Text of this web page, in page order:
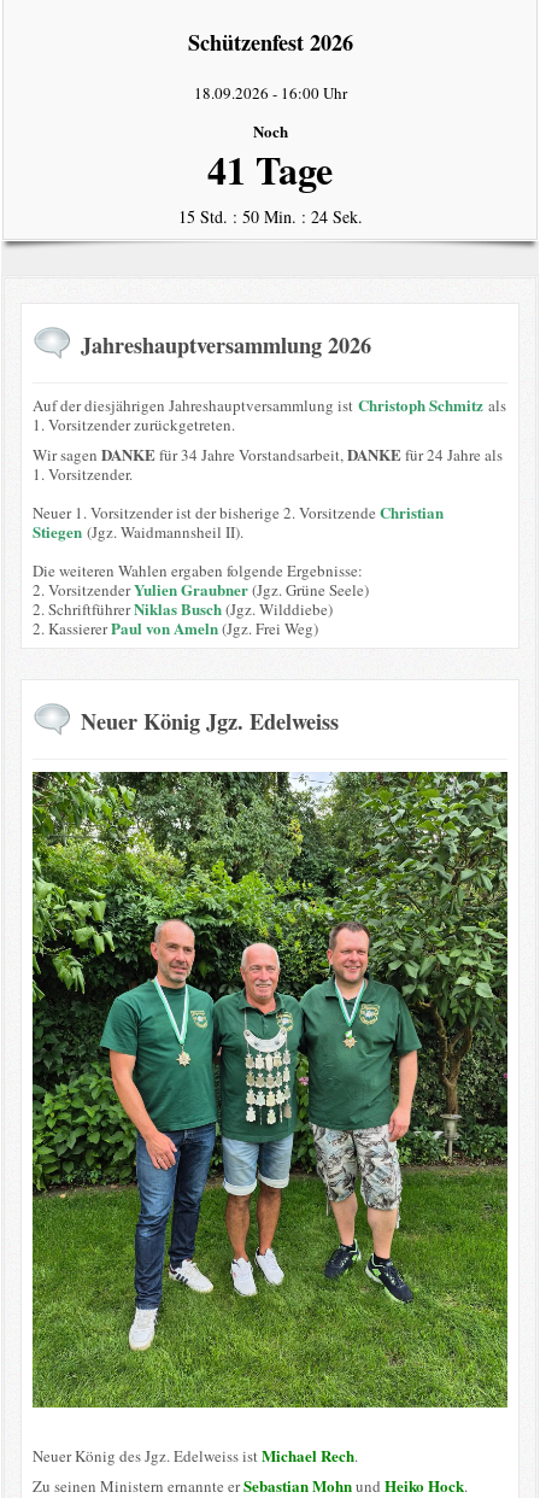
Schützenfest 2026
18.09.2026 - 16:00 Uhr
Noch
41 Tage
15 Std. : 50 Min. : 23 Sek.
Jahreshauptversammlung 2026
Auf der diesjährigen Jahreshauptversammlung ist Christoph Schmitzals
1. Vorsitzender zurückgetreten.
Wir sagen DANKEfür 34 Jahre Vorstandsarbeit,DANKEfür 24 Jahre als
1. Vorsitzender.
Neuer 1. Vorsitzender ist der bisherige 2. Vorsitzende Christian
Stiegen (Jgz. Waidmannsheil II).
Die weiteren Wahlen ergaben folgende Ergebnisse:
2. VorsitzenderYulien Graubner(Jgz. Grüne Seele)
2. SchriftführerNiklas Busch(Jgz. Wilddiebe)
2. KassiererPaul von Ameln(Jgz. Frei Weg)
Neuer König Jgz. Edelweiss
Neuer König des Jgz. Edelweiss istMichael Rech.
Zu seinen Ministern ernannte erSebastian Mohnund Heiko Hock.